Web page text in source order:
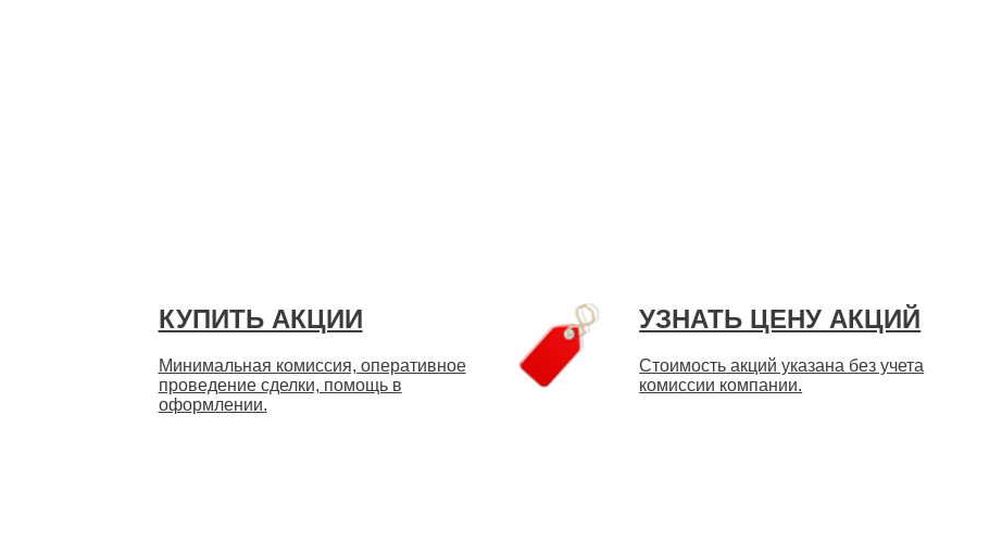
КУПИТЬ АКЦИИ
Минимальная комиссия, оперативное
проведение сделки, помощь в
оформлении.
УЗНАТЬ ЦЕНУ АКЦИЙ
Стоимость акций указана без учета
комиссии компании.